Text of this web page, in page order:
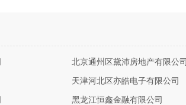
北京通州区黛沛房地产有限公司
天津河北区亦皓电子有限公司
黑龙江恒鑫金融有限公司